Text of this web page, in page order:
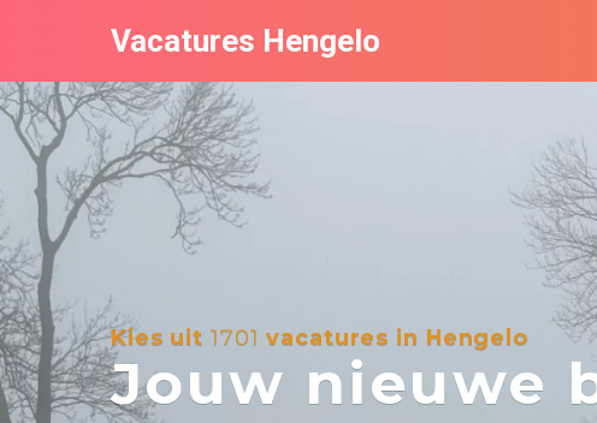
Vacatures Hengelo
Kies uit 1701 vacatures in Hengelo
Jouw nieuwe